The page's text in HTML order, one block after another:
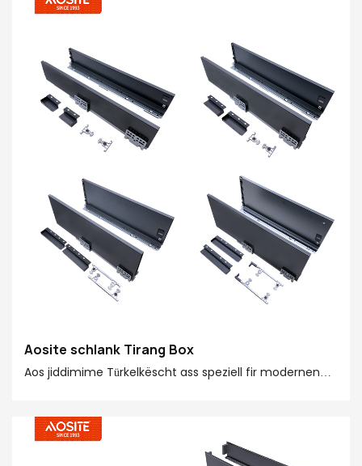
Aosite schlank Tirang Box
Aos jiddimime Türkelkëscht ass speziell fir modernen
kënnen liicht a verschidde Stiler vun de Plazen
integréiert ginn, trefft Är personaliséierter Späichere fir
verschidden Plazen ze verbesseren an d'Qualitéit vun